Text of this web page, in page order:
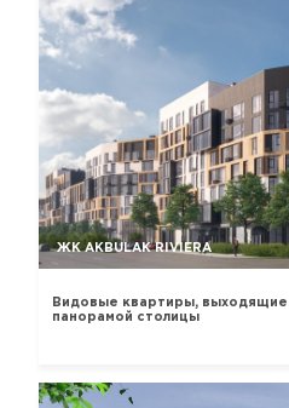
ЖК AKBULAK RIVIERA
Видовые квартиры, выходящие
панорамой столицы